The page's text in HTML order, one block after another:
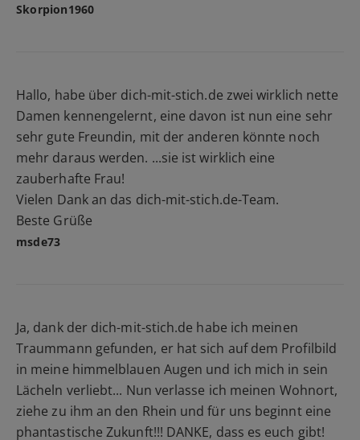
Skorpion1960
Hallo, habe über dich-mit-stich.de zwei wirklich nette
Damen kennengelernt, eine davon ist nun eine sehr
sehr gute Freundin, mit der anderen könnte noch
mehr daraus werden. ...sie ist wirklich eine
zauberhafte Frau!
Vielen Dank an das dich-mit-stich.de-Team.
Beste Grüße
msde73
Ja, dank der dich-mit-stich.de habe ich meinen
Traummann gefunden, er hat sich auf dem Profilbild
in meine himmelblauen Augen und ich mich in sein
Lächeln verliebt... Nun verlasse ich meinen Wohnort,
ziehe zu ihm an den Rhein und für uns beginnt eine
phantastische Zukunft!!! DANKE, dass es euch gibt!